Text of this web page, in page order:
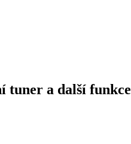
tuner a další funkce